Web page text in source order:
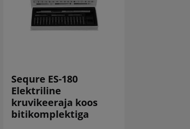
Sequre ES-180
Elektriline
kruvikeeraja koos
bitikomplektiga